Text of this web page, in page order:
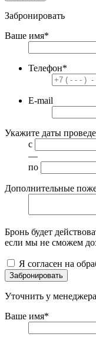
Забронировать
Ваше имя*
Телефон*
E-mail
Укажите даты
с
—
по
Дополнительные
Бронь будет
если мы не сможем
Я согласен на
Забронировать
Уточнить у менеджера
Ваше имя*